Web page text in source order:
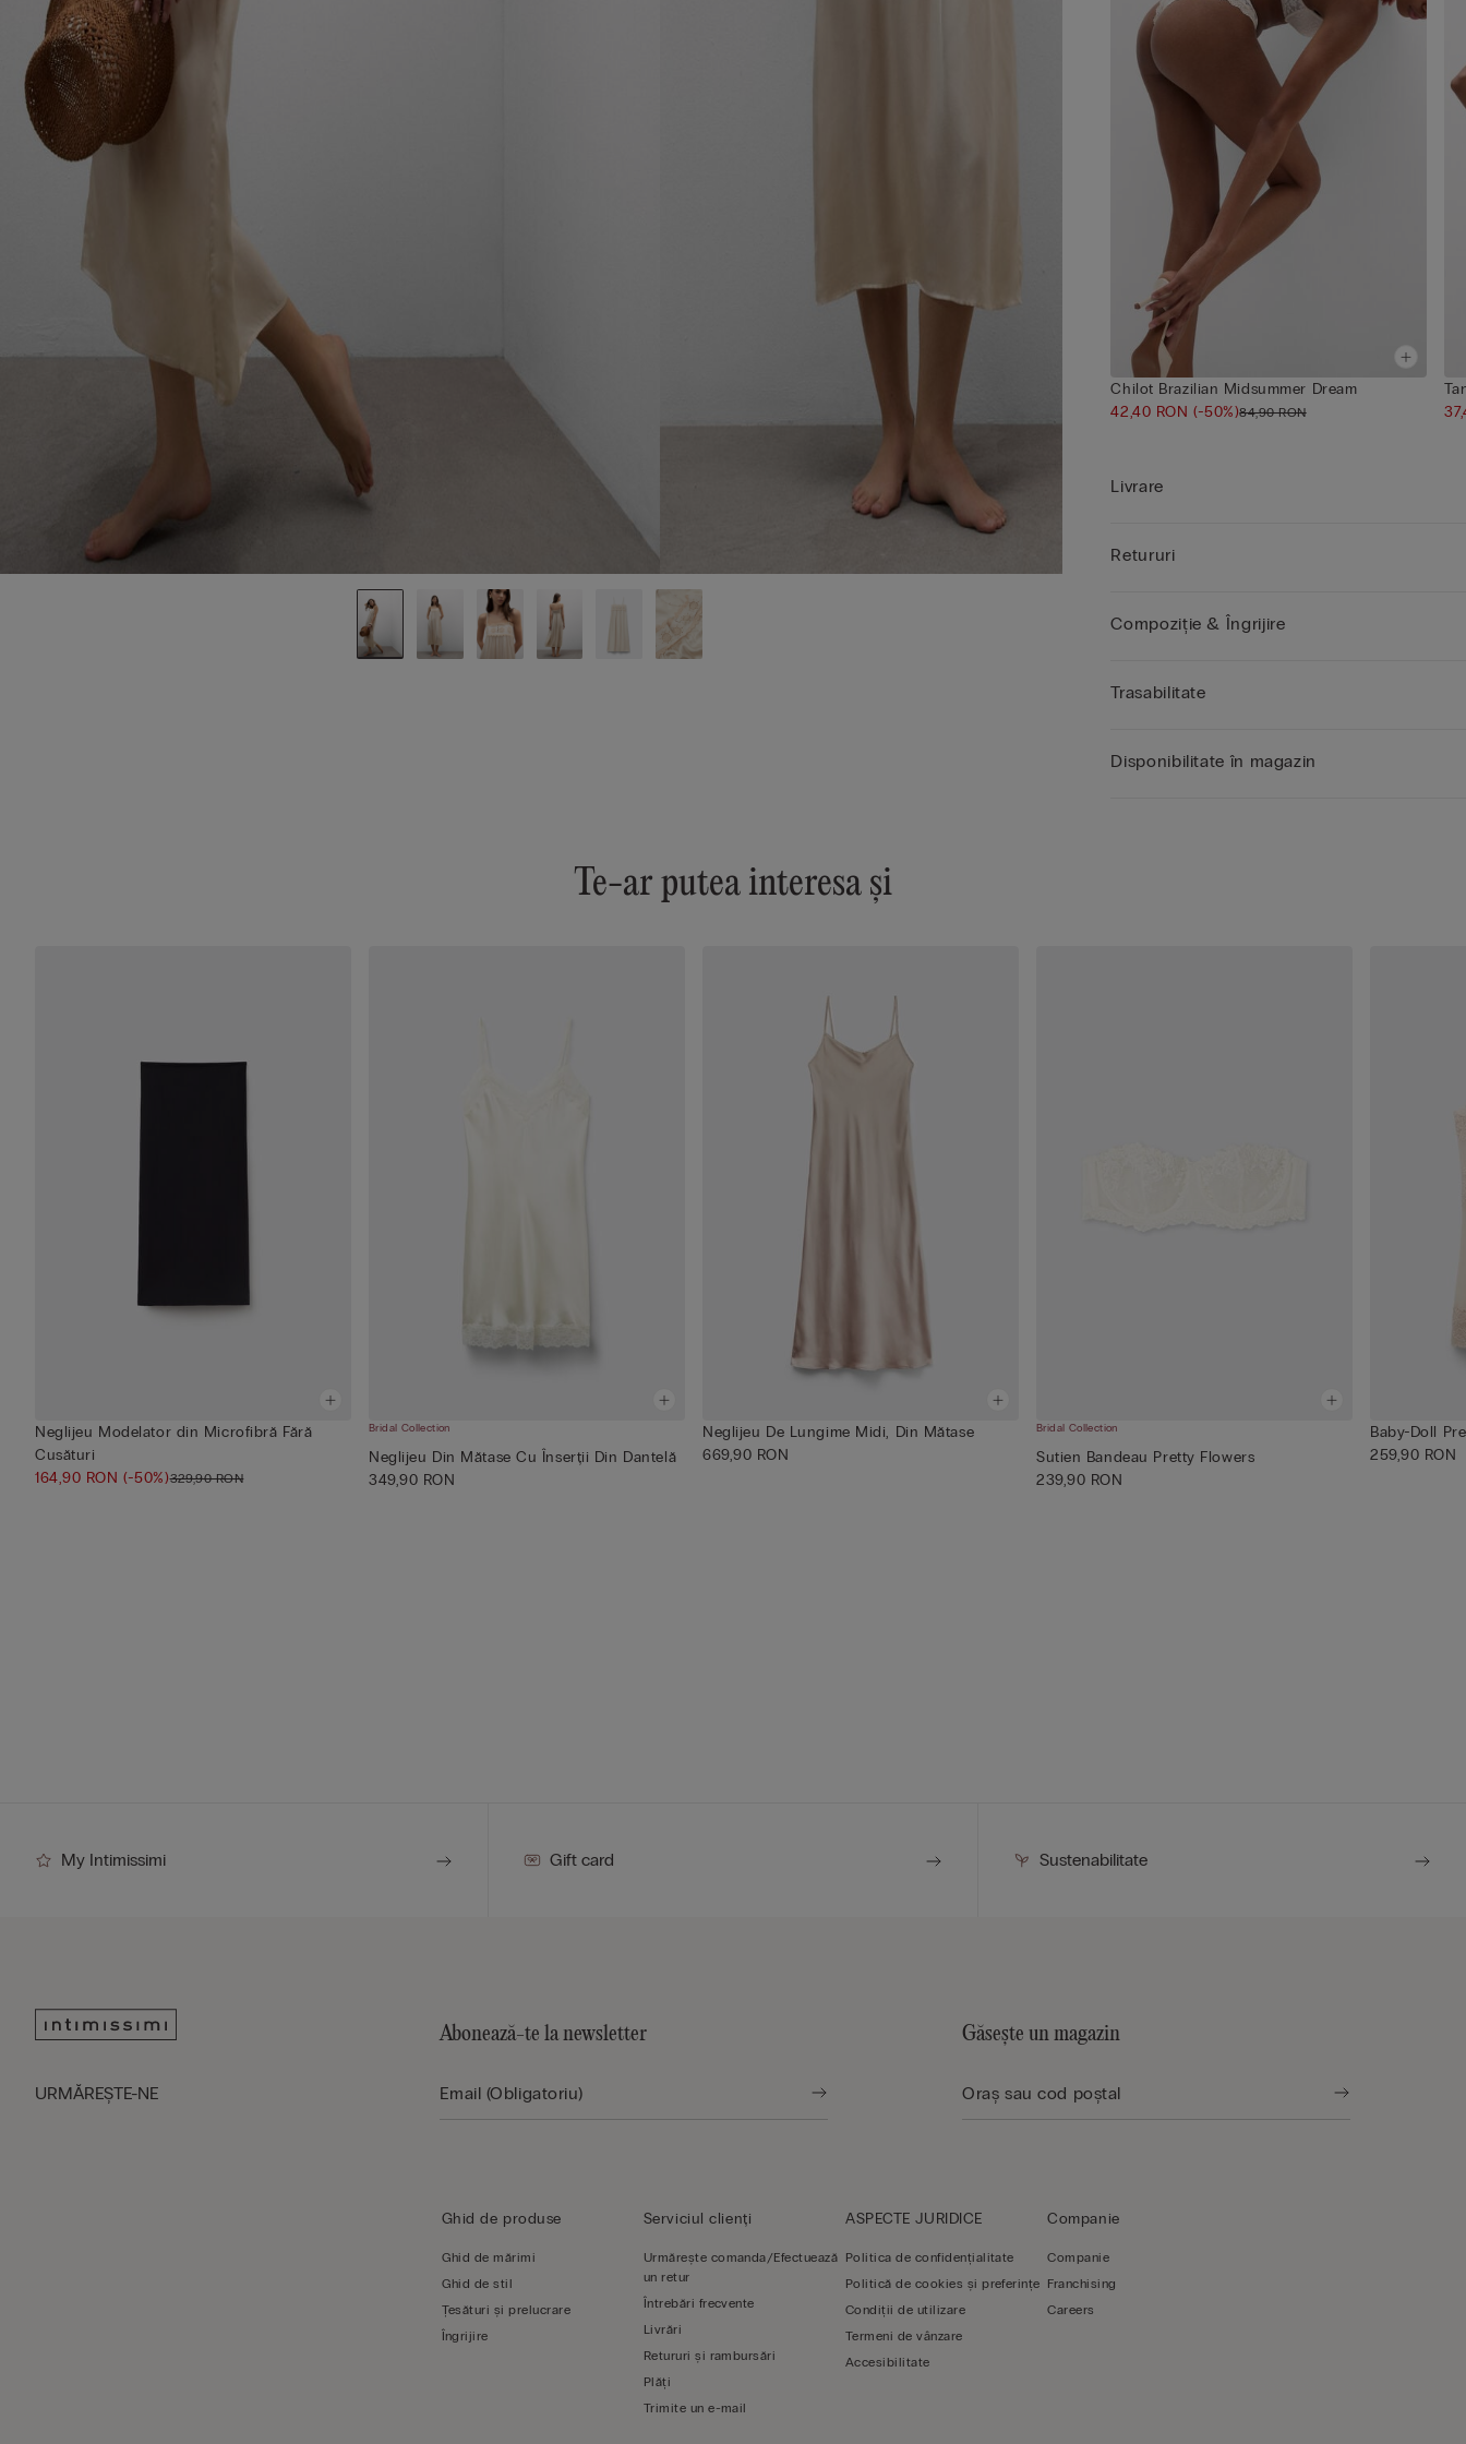
Chilot Brazilian Midsummer Dream
42,40 RON (-50%)84,90 RON
Livrare
Retururi
Compoziție & Îngrijire
Trasabilitate
Disponibilitate în magazin
Te-ar putea interesa și
Neglijeu Modelator din Microfibră Fără
Cusături
164,90 RON(-50%)329,90 RON
Bridal Collection
Neglijeu Din Mătase Cu Înserții Din Dantelă
349,90 RON
Neglijeu De Lungime Midi, Din Mătase
669,90 RON
Bridal Collection
Sutien Bandeau Pretty Flowers
239,90 RON
Baby-Doll
259,90 RON
My Intimissimi Gift card Sustenabilitate
URMĂREŞTE-NE
Abonează-te la newsletter Găsește un magazin
Ghid de produse
Ghid de mărimi
Ghid de stil
Țesături și prelucrare
Îngrijire
Serviciul clienți
Urmărește comanda/Efectuează
un retur
Întrebări frecvente
Livrări
Retururi și rambursări
Plăți
Trimite un e-mail
ASPECTE JURIDICE
Politica de confidențialitate
Politică de cookies și preferințe
Condiții de utilizare
Termeni de vânzare
Accesibilitate
Companie
Companie
Franchising
Careers